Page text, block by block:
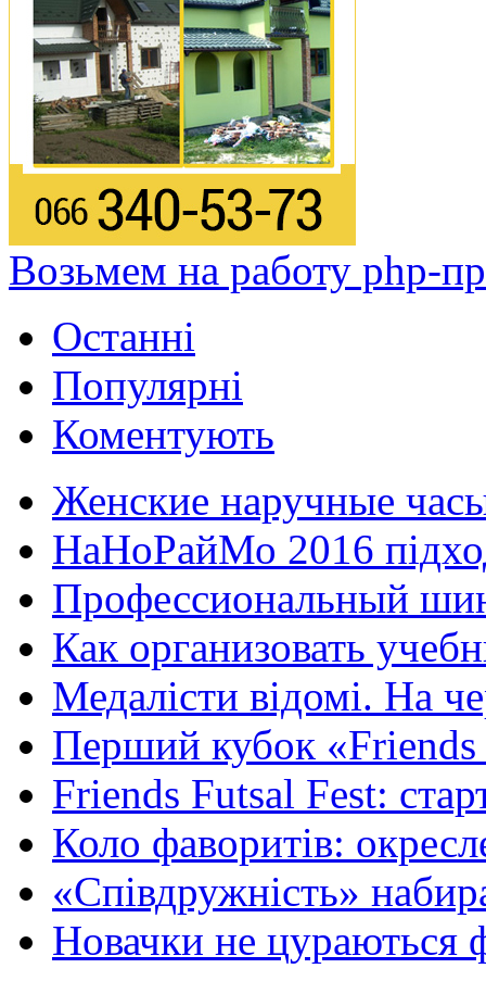
Возьмем на работу php-
Останні
Популярні
Коментують
Женские наручные
НаНоРайМо 2016
Профессиональный
Как организовать
Медалісти відомі. На
Перший кубок «Friends
Friends Futsal Fest:
Коло фаворитів:
«Співдружність»
Новачки не цураються